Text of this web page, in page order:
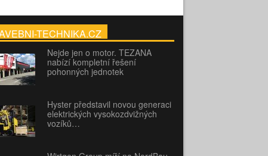
TECHNIKA.CZ
Nejde jen o motor. TEZANA
nabízí kompletní řešení
pohonných jednotek
Hyster představil novou generaci
elektrických vysokozdvižných
vozíků…